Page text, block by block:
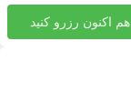
هم اکنون رزرو کنید